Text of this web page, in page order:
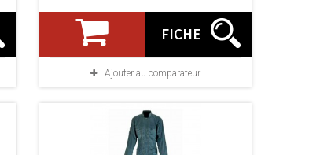
FICHE
Ajouter au comparateur